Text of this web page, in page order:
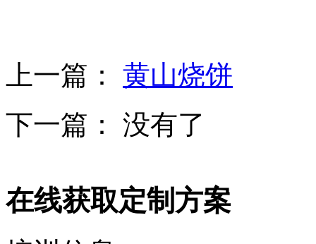
上一篇： 黄山烧饼
下一篇： 没有了
在线获取定制方案